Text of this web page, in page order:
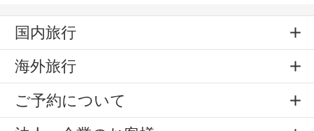
国内旅行
海外旅行
ご予約について